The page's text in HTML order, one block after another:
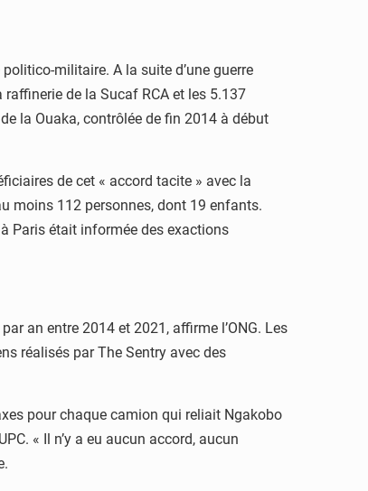
militaire. A la suite d’une guerre
de la Sucaf RCA et les 5.137
la Ouaka, contrôlée de fin 2014 à début
de cet « accord tacite » avec la
moins 112 personnes, dont 19 enfants.
Paris était informée des exactions
an entre 2014 et 2021, affirme l’ONG. Les
réalisés par The Sentry avec des
pour chaque camion qui reliait Ngakobo
« Il n’y a eu aucun accord, aucun